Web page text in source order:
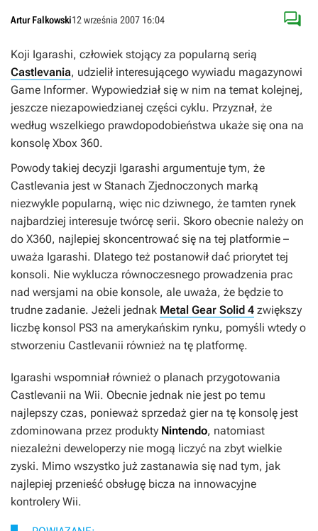
Artur Falkowski12 września 2007 16:04 
Koji Igarashi, człowiek stojący za popularną serią
Castlevania, udzielił interesującego wywiadu magazynowi
Game Informer. Wypowiedział się w nim na temat kolejnej,
jeszcze niezapowiedzianej części cyklu. Przyznał, że
według wszelkiego prawdopodobieństwa ukaże się ona na
konsolę Xbox 360.
Powody takiej decyzji Igarashi argumentuje tym, że
Castlevania jest w Stanach Zjednoczonych marką
niezwykle popularną, więc nic dziwnego, że tamten rynek
najbardziej interesuje twórcę serii. Skoro obecnie należy on
do X360, najlepiej skoncentrować się na tej platformie –
uważa Igarashi. Dlatego też postanowił dać priorytet tej
konsoli. Nie wyklucza równoczesnego prowadzenia prac
nad wersjami na obie konsole, ale uważa, że będzie to
trudne zadanie. Jeżeli jednak Metal Gear Solid 4 zwiększy
liczbę konsol PS3 na amerykańskim rynku, pomyśli wtedy o
stworzeniu Castlevanii również na tę platformę.
Igarashi wspomniał również o planach przygotowania
Castlevanii na Wii. Obecnie jednak nie jest po temu
najlepszy czas, ponieważ sprzedaż gier na tę konsolę jest
zdominowana przez produkty Nintendo, natomiast
niezależni deweloperzy nie mogą liczyć na zbyt wielkie
zyski. Mimo wszystko już zastanawia się nad tym, jak
najlepiej przenieść obsługę bicza na innowacyjne
kontrolery Wii.